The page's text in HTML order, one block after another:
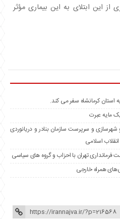
این ابتلای به این بیماری مؤثر
استان کرمانشاه سفر می کند.
مایه عبرت
و سرپرست سازمان بنادر و دریانوردی
اسلامی
تهران با احزاب و گروه های سیاسی
همراه خارجی